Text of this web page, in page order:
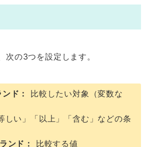
次の3つを設定します。
ド：
比較したい対象（変数な
しい」「以上」「含む」などの条
ンド：
比較する値